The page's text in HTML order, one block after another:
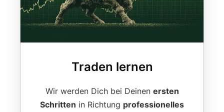
Traden lernen
Wir werden Dich bei Deinen ersten
Schritten in Richtung professionelles